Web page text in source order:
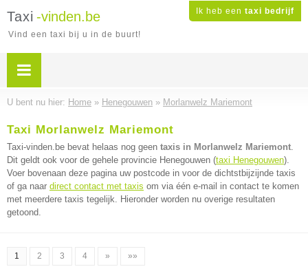
Ik heb een taxi bedrijf
Taxi -vinden.be
Vind een taxi bij u in de buurt!
U bent nu hier: Home » Henegouwen » Morlanwelz Mariemont
Taxi Morlanwelz Mariemont
Taxi-vinden.be bevat helaas nog geen taxis in Morlanwelz Mariemont.
Dit geldt ook voor de gehele provincie Henegouwen (taxi Henegouwen).
Voer bovenaan deze pagina uw postcode in voor de dichtstbijzijnde taxis
of ga naar direct contact met taxis om via één e-mail in contact te komen
met meerdere taxis tegelijk. Hieronder worden nu overige resultaten
getoond.
1 2 3 4 » »»